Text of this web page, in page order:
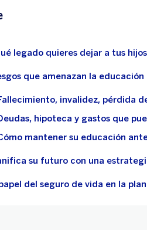
legado quieres dejar a tus
que amenazan la
invalidez, pérdida
hipoteca y gastos que
mantener su educación
su futuro con una
del seguro de vida en la